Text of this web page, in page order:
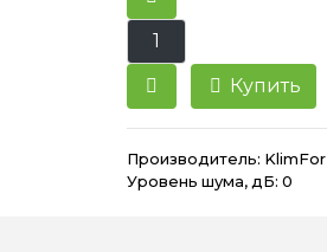
Купить
Производитель: KlimFor
Уровень шума, дБ: 0